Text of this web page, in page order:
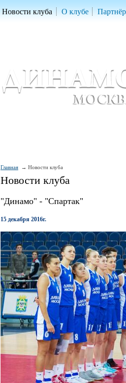
Новости клуба О клубе
Главная Новости клуба
Новости клуба
"Динамо" - "Спартак"
15 декабря 2016г.